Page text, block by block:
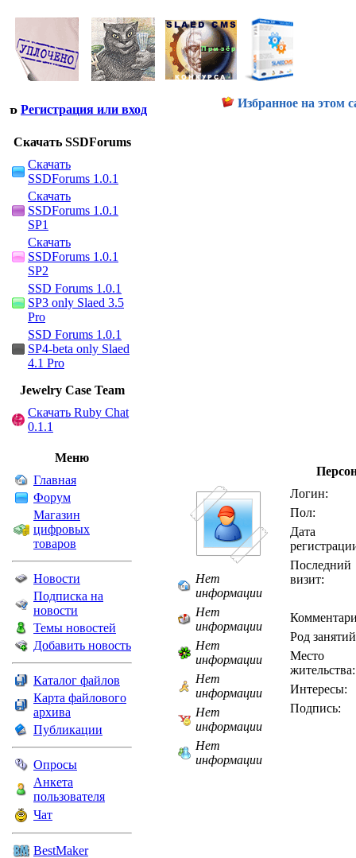
Регистрация или вход Избранное на этом
Скачать SSDForums
Скачать
SSDForums 1.0.1
Скачать
SSDForums 1.0.1
SP1
Скачать
SSDForums 1.0.1
SP2
SSD Forums 1.0.1
SP3 only Slaed 3.5
Pro
SSD Forums 1.0.1
SP4-beta only Slaed
4.1 Pro
Jewelry Сase Team
Скачать Ruby Chat
0.1.1
Меню
Главная
Форум
Магазин
цифровых
товаров
Новости
Подписка на
новости
Темы новостей
Добавить новость
Каталог файлов
Карта файлового
архива
Публикации
Опросы
Анкета
пользователя
Чат
BestMaker
Логин:
Пол:
Дата
Последний
визит:
Род
Место
жительства:
Интересы:
Подпись:
Нет
информации
Нет
информации
Нет
информации
Нет
информации
Нет
информации
Нет
информации